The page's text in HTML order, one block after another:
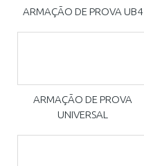
ARMAÇÃO DE PROVA UB4
ARMAÇÃO DE PROVA
UNIVERSAL